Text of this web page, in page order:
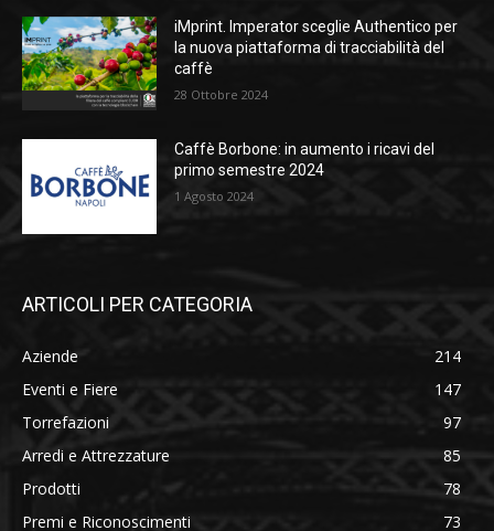
iMprint. Imperator sceglie Authentico per
la nuova piattaforma di tracciabilità del
caffè
28 Ottobre 2024
Caffè Borbone: in aumento i ricavi del
primo semestre 2024
1 Agosto 2024
ARTICOLI PER CATEGORIA
Aziende
214
Eventi e Fiere
147
Torrefazioni
97
Arredi e Attrezzature
85
Prodotti
78
Premi e Riconoscimenti
73